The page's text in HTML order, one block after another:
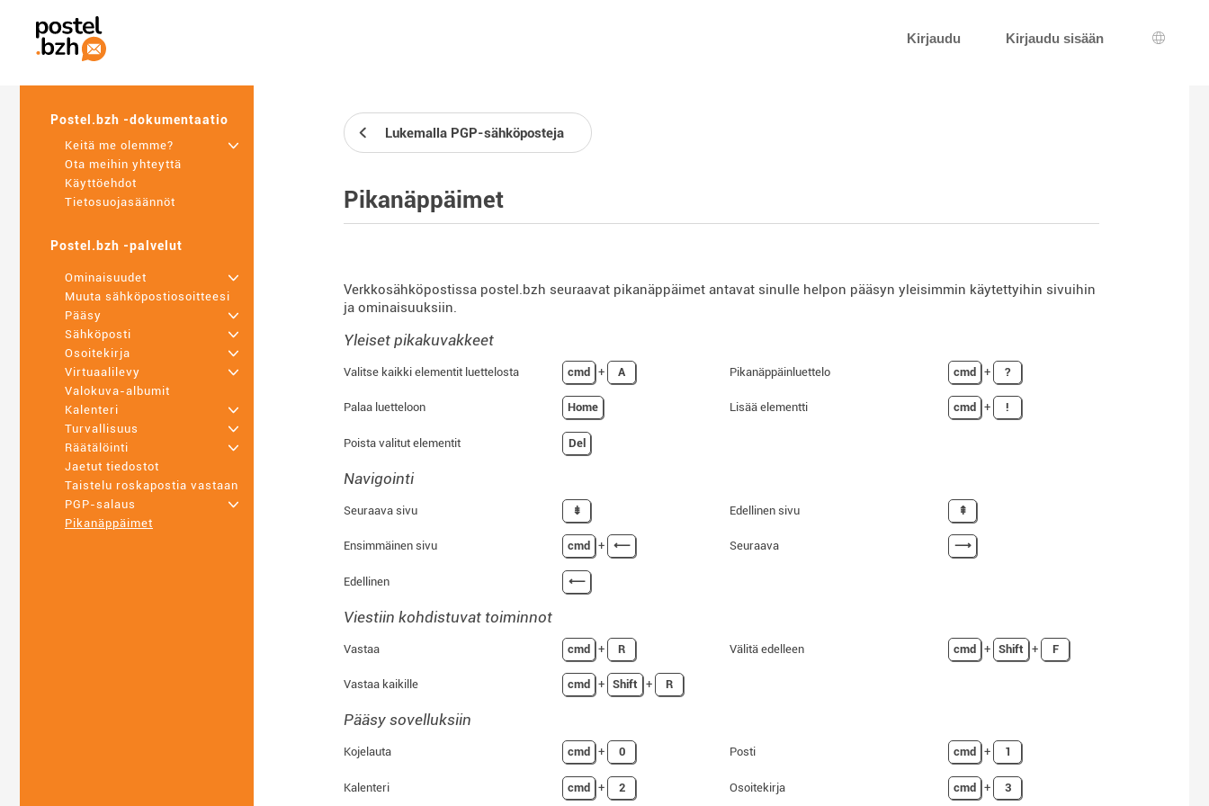
Kirjaudu Kirjaudu sisään
Kielen
Postel.bzh -dokumentaatio
Keitä me olemme?
+
Ota meihin yhteyttä
Käyttöehdot
Tietosuojasäännöt
Postel.bzh -palvelut
Ominaisuudet
+
Muuta sähköpostiosoitteesi
Pääsy
+
Sähköposti
+
Osoitekirja
+
Virtuaalilevy
+
Valokuva-albumit
Kalenteri
+
Turvallisuus
+
Räätälöinti
+
Jaetut tiedostot
Taistelu roskapostia vastaan
PGP-salaus
+
Pikanäppäimet
Lukemalla PGP-sähköposteja
Pikanäppäimet
Verkkosähköpostissa postel.bzh seuraavat pikanäppäimet antavat sinulle helpon pääsyn yleisimmin käytettyihin sivuihin
ja ominaisuuksiin.
Yleiset pikakuvakkeet
Valitse kaikki elementit luettelosta cmd + A Pikanäppäinluettelo cmd + ?
Palaa luetteloon Home Lisää elementti cmd + !
Poista valitut elementit Del
Navigointi
Seuraava sivu ⇟ Edellinen sivu ⇞
Ensimmäinen sivu cmd + ⟵ Seuraava ⟶
Edellinen ⟵
Viestiin kohdistuvat toiminnot
Vastaa cmd + R Välitä edelleen cmd + Shift + F
Vastaa kaikille cmd + Shift + R
Pääsy sovelluksiin
Kojelauta cmd + 0 Posti cmd + 1
Kalenteri cmd + 2 Osoitekirja cmd + 3